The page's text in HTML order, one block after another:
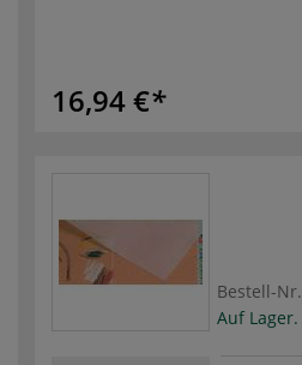
16,94 €
Bestell-Nr.
Auf Lager.